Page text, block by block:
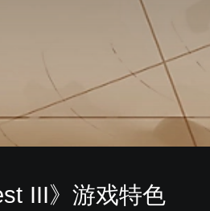
III》游戏特色